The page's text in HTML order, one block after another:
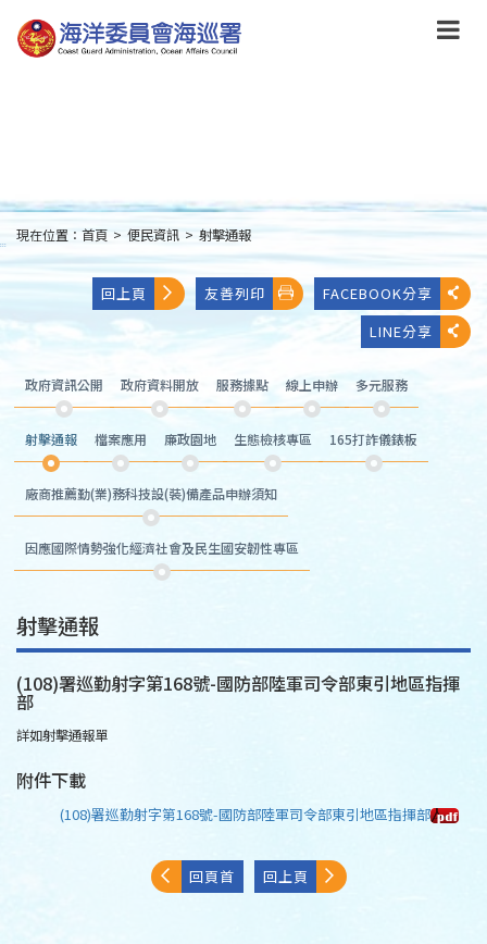
到
主
:::
現在位置： 首頁 > 便民資訊 > 射擊通報
回上頁 友善列印
FACEBOOK分享
LINE分享
政府資訊公開 政府資料開放 服務據點 線上申辦 多元服務
射擊通報 檔案應用 廉政園地 生態檢核專區 165打詐儀錶板
廠商推薦勤(業)務科技設(裝)備產品申辦須知
因應國際情勢強化經濟社會及民生國安韌性專區
射擊通報
(108)署巡勤射字第168號-國防部陸軍司令部東引地區指揮
部
詳如射擊通報單
附件下載
(108)署巡勤射字第168號-國防部陸軍司令部東引地區指揮部
回頁首 回上頁